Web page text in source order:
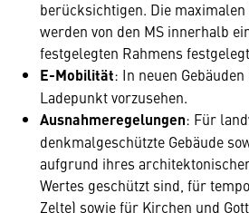
berücksichtigen. Die
werden von den MS innerhalb
festgelegten Rahmens
E-Mobilität: In neuen
Ladepunkt vorzusehen.
Ausnahmeregelungen: Für
denkmalgeschützte Gebäude
aufgrund ihres
Wertes geschützt sind, für
Zelte) sowie für Kirchen und